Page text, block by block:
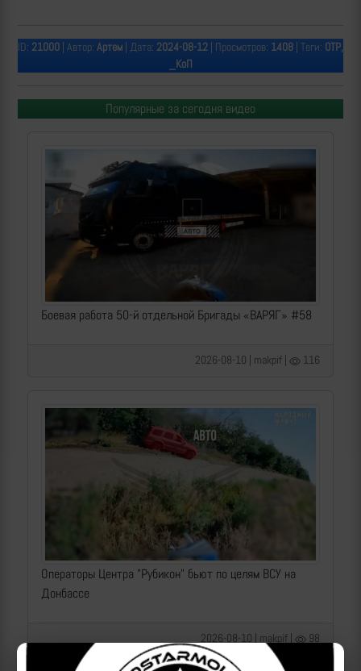
ID: 21000 | Автор: Артем | Дата: 2024-08-12 | Просмотров: 1408 | Теги: ОТР,
_КоП
Популярные за сегодня видео
Боевая работа 50-й отдельной Бригады «ВАРЯГ» #58
2026-08-10 | makpif | 116
Операторы Центра "Рубикон" бьют по целям ВСУ на
Донбассе
2026-08-10 | makpif | 98